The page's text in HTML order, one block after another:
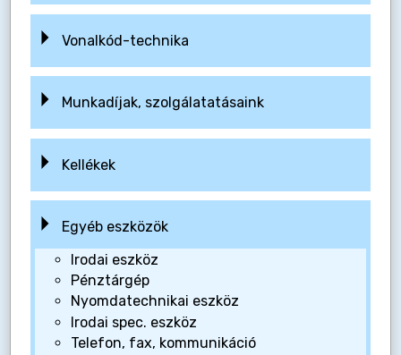
Vonalkód-technika
Munkadíjak, szolgálatatásaink
Kellékek
Egyéb eszközök
Irodai eszköz
Pénztárgép
Nyomdatechnikai eszköz
Irodai spec. eszköz
Telefon, fax, kommunikáció